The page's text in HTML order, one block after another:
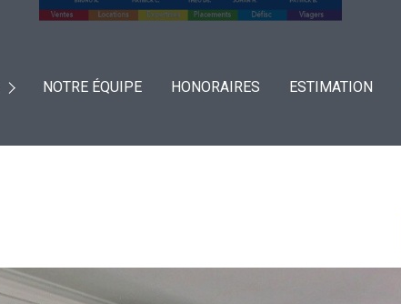
NOTRE ÉQUIPE HONORAIRES ESTIMATION